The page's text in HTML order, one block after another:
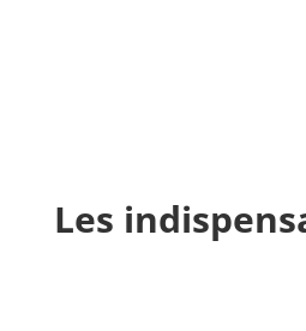
Les